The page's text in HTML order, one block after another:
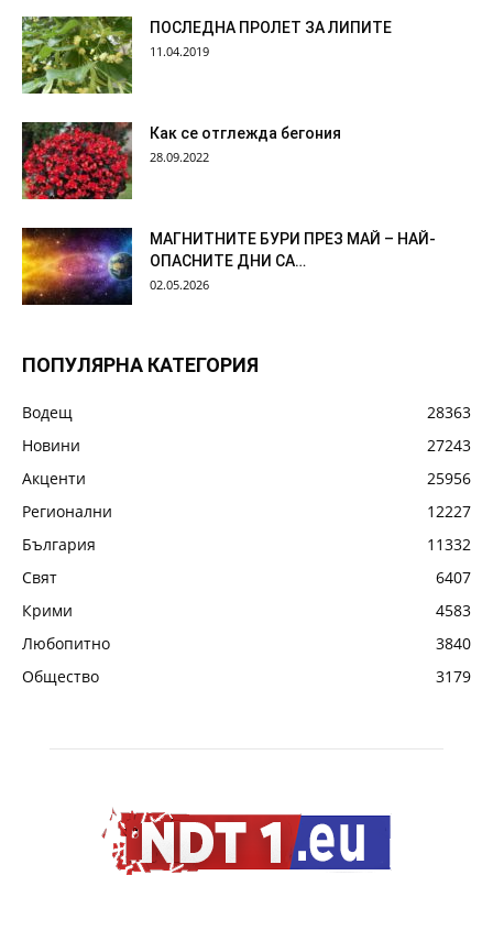
ПОСЛЕДНА ПРОЛЕТ ЗА ЛИПИТЕ
11.04.2019
Как се отглежда бегония
28.09.2022
МАГНИТНИТЕ БУРИ ПРЕЗ МАЙ – НАЙ-
ОПАСНИТЕ ДНИ СА…
02.05.2026
ПОПУЛЯРНА КАТЕГОРИЯ
Водещ
28363
Новини
27243
Акценти
25956
Регионални
12227
България
11332
Свят
6407
Крими
4583
Любопитно
3840
Общество
3179